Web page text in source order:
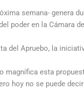
semana- genera
poder en la Cámara
del Apruebo, la
magnífica esta
hoy no se puede